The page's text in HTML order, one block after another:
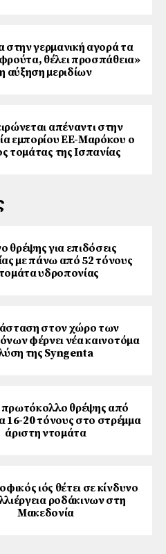
στην γερμανική αγορά τα
θέλει προσπάθεια»
η αύξηση μεριδίων
απέναντι στην
εμπορίου ΕΕ-Μαρόκου ο
τομάτας της Ισπανίας
θρέψης για επιδόσεις
με πάνω από 52 τόνους
υδροπονίας
στον χώρο των
φέρνει νέα καινοτόμα
της Syngenta
πρωτόκολλο θρέψης από
16-20 τόνους στο στρέμμα
άριστη ντομάτα
ιός θέτει σε κίνδυνο
ροδάκινων στη
Μακεδονία